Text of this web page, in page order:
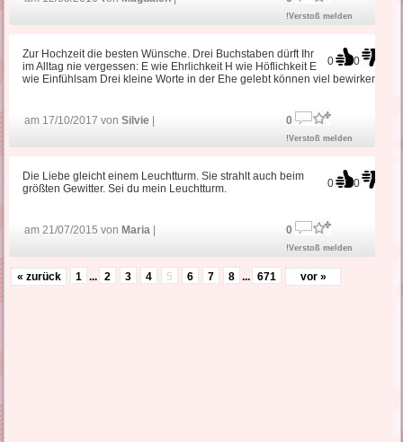
!Verstoß melden
0 0
Zur Hochzeit die besten Wünsche. Drei Buchstaben dürft Ihr
im Alltag nie vergessen: E wie Ehrlichkeit H wie Höflichkeit E
wie Einfühlsam Drei kleine Worte in der Ehe gelebt können viel bewirken
am 17/10/2017 vonSilvie 0
!Verstoß melden
0 0
Die Liebe gleicht einem Leuchtturm. Sie strahlt auch beim
größten Gewitter. Sei du mein Leuchtturm.
am 21/07/2015 von Maria 0
!Verstoß melden
« zurück 1 ... 2 3 4 5 6 7 8 ... 671 vor »